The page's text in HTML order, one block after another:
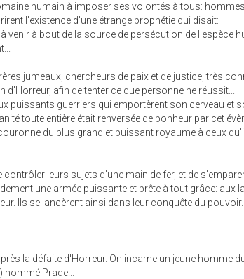
humain à imposer ses volontés à tous:
l'existence d'une étrange prophétie qui disait:
venir à bout de la source de persécution de l'espèce
jumeaux, chercheurs de paix et de justice, très
d'Horreur, afin de tenter ce que personne ne réussit...
puissants guerriers qui emportèrent son cerveau et
toute entière était renversée de bonheur par cet
du plus grand et puissant royaume à ceux
leurs sujets d'une main de fer, et de
une armée puissante et prête à tout grâce: aux
Ils se lancèrent ainsi dans leur conquête du pouvoir...
la défaite d'Horreur. On incarne un jeune homme
Prade...